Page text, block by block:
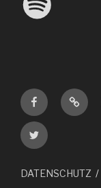
Facebook
Twitter
DATENSCHUTZ